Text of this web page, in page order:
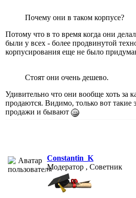
Почему они в таком корпусе?
Потому что в то время когда они
были у всех - более продвинутой
корпусирования еще не было
Стоят они очень дешево.
Удивительно что они вообще хоть за
продаются. Видимо, только вот такие
продажи и бывают
Constantin_K
Модератор , Советник